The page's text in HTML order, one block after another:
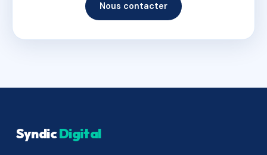
Nous contacter
SyndicDigital